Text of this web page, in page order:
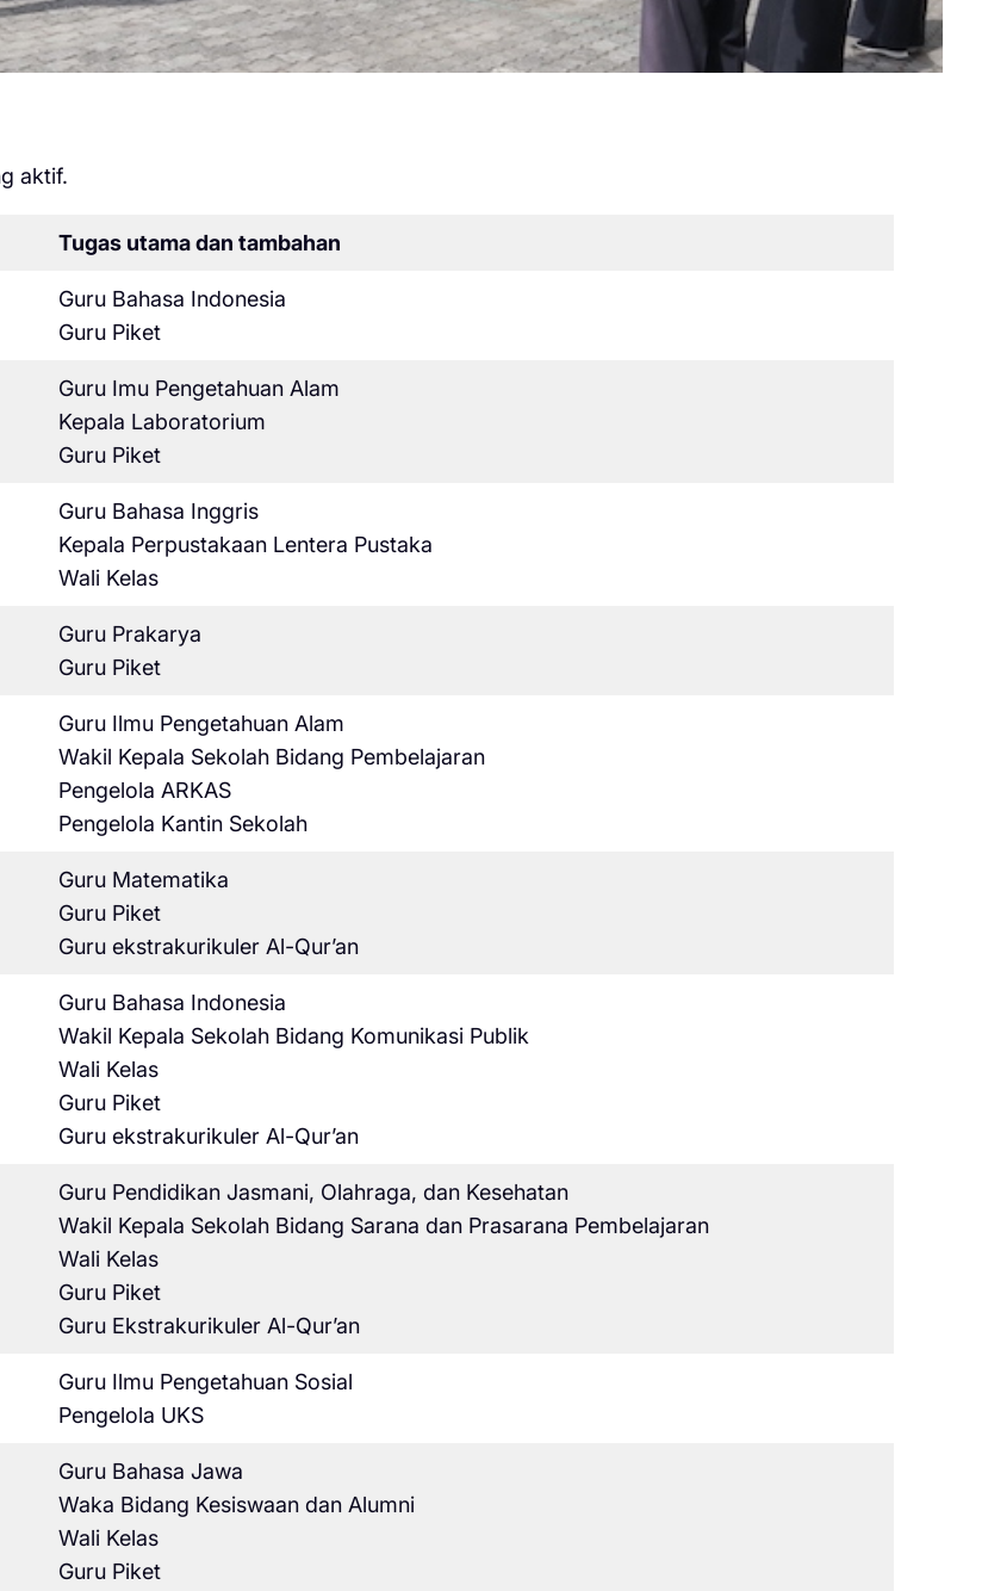
aktif.
Tugas utama dan tambahan
Guru Bahasa Indonesia
Guru Piket
Guru Imu Pengetahuan Alam
Kepala Laboratorium
Guru Piket
Guru Bahasa Inggris
Kepala Perpustakaan Lentera Pustaka
Wali Kelas
Guru Prakarya
Guru Piket
Guru Ilmu Pengetahuan Alam
Wakil Kepala Sekolah Bidang Pembelajaran
Pengelola ARKAS
Pengelola Kantin Sekolah
Guru Matematika
Guru Piket
Guru ekstrakurikuler Al-Qur’an
Guru Bahasa Indonesia
Wakil Kepala Sekolah Bidang Komunikasi Publik
Wali Kelas
Guru Piket
Guru ekstrakurikuler Al-Qur’an
Guru Pendidikan Jasmani, Olahraga, dan Kesehatan
Wakil Kepala Sekolah Bidang Sarana dan Prasarana Pembelajaran
Wali Kelas
Guru Piket
Guru Ekstrakurikuler Al-Qur’an
Guru Ilmu Pengetahuan Sosial
Pengelola UKS
Guru Bahasa Jawa
Waka Bidang Kesiswaan dan Alumni
Wali Kelas
Guru Piket